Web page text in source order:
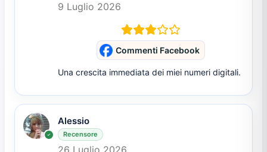
9 Luglio 2026
Commenti Facebook
Una crescita immediata dei miei numeri digitali.
Alessio
Recensore